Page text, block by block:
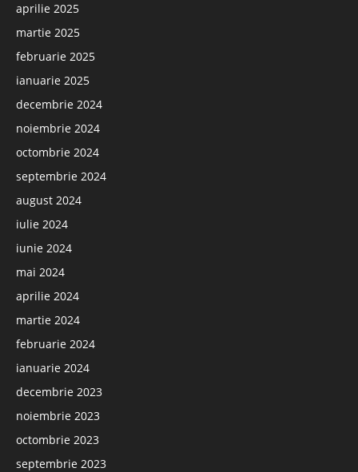
aprilie 2025
martie 2025
februarie 2025
ianuarie 2025
decembrie 2024
noiembrie 2024
octombrie 2024
septembrie 2024
august 2024
iulie 2024
iunie 2024
mai 2024
aprilie 2024
martie 2024
februarie 2024
ianuarie 2024
decembrie 2023
noiembrie 2023
octombrie 2023
septembrie 2023